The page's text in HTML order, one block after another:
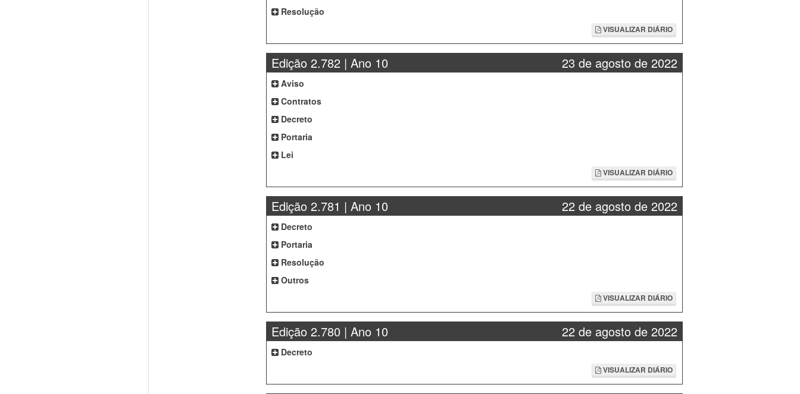
Resolução
VISUALIZAR DIÁRIO
Edição 2.782 | Ano 10 23 de agosto de 2022
Aviso
Contratos
Decreto
Portaria
Lei
VISUALIZAR DIÁRIO
Edição 2.781 | Ano 10 22 de agosto de 2022
Decreto
Portaria
Resolução
Outros
VISUALIZAR DIÁRIO
Edição 2.780 | Ano 10 22 de agosto de 2022
Decreto
VISUALIZAR DIÁRIO